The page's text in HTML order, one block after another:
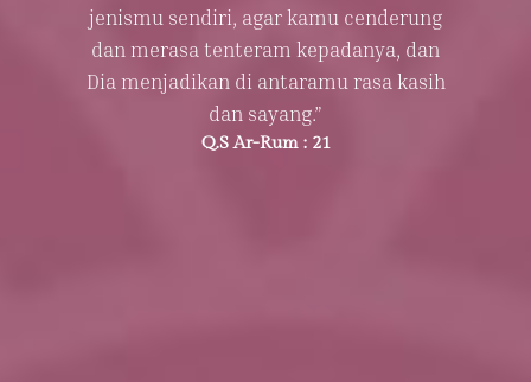
jenismu sendiri, agar kamu cenderung
dan merasa tenteram kepadanya, dan
Dia menjadikan di antaramu rasa kasih
dan sayang.”
Q.S Ar-Rum : 21